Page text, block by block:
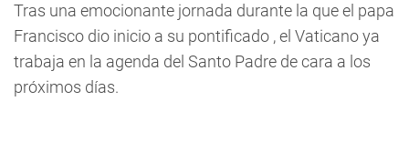
Tras una emocionante jornada durante la que el papa
Francisco dio inicio a su pontificado , el Vaticano ya
trabaja en la agenda del Santo Padre de cara a los
próximos días.